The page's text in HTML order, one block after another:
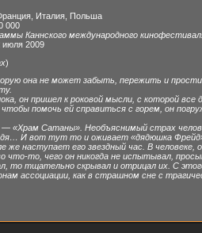
Италия, Польша
000
Каннского международного
июля 2009
)
она не может забыть, пережить и
он пришел к роковой мысли, с которой все
помочь ей справиться с горем, он
«Храм Сатаны». Необъяснимый страх
И вот тут то и оживает «дядюшка
наступает его звездный час. В человеке,
что-то, чего он никогда не испытывал,
то тщательно скрывал и отрицал их. С
ассоциации, как в страшном сне с